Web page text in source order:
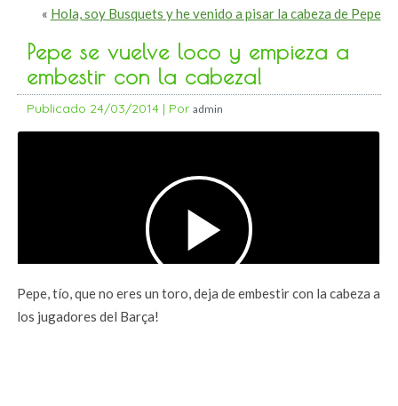
« Hola, soy Busquets y he venido a pisar la cabeza de Pepe
Pepe se vuelve loco y empieza a
embestir con la cabeza!
Publicado 24/03/2014 | Por admin
Pepe, tío, que no eres un toro, deja de embestir con la cabeza a
los jugadores del Barça!